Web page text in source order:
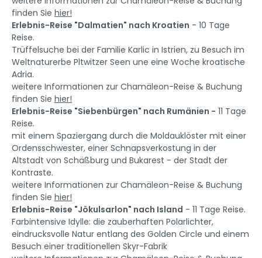
finden Sie hier!
Erlebnis-Reise "Dalmatien" nach Kroatien - 10 Tage
Reise.
Trüffelsuche bei der Familie Karlic in Istrien, zu Besuch im
Weltnaturerbe Pltwitzer Seen une eine Woche kroatische
Adria.
weitere Informationen zur Chamäleon-Reise & Buchung
finden Sie hier!
Erlebnis-Reise "Siebenbürgen" nach Rumänien - 11 Tage
Reise.
mit einem Spaziergang durch die Moldauklöster mit einer
Ordensschwester, einer Schnapsverkostung in der
Altstadt von Schäßburg und Bukarest - der Stadt der
Kontraste.
weitere Informationen zur Chamäleon-Reise & Buchung
finden Sie hier!
Erlebnis-Reise "Jökulsarlon" nach Island - 11 Tage Reise.
Farbintensive Idylle: die zauberhaften Polarlichter,
eindrucksvolle Natur entlang des Golden Circle und einem
Besuch einer traditionellen Skyr-Fabrik